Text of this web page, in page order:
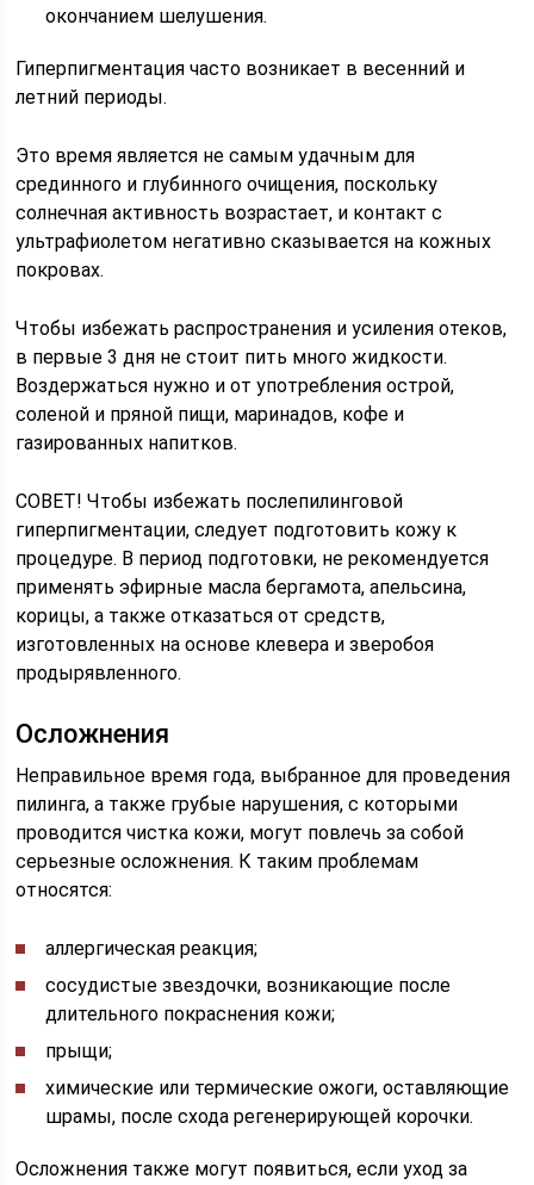
окончанием шелушения.
Гиперпигментация часто возникает в весенний и
летний периоды.
Это время является не самым удачным для
срединного и глубинного очищения, поскольку
солнечная активность возрастает, и контакт с
ультрафиолетом негативно сказывается на кожных
покровах.
Чтобы избежать распространения и усиления отеков,
в первые 3 дня не стоит пить много жидкости.
Воздержаться нужно и от употребления острой,
соленой и пряной пищи, маринадов, кофе и
газированных напитков.
СОВЕТ! Чтобы избежать послепилинговой
гиперпигментации, следует подготовить кожу к
процедуре. В период подготовки, не рекомендуется
применять эфирные масла бергамота, апельсина,
корицы, а также отказаться от средств,
изготовленных на основе клевера и зверобоя
продырявленного.
Осложнения
Неправильное время года, выбранное для проведения
пилинга, а также грубые нарушения, с которыми
проводится чистка кожи, могут повлечь за собой
серьезные осложнения. К таким проблемам
относятся:
аллергическая реакция;
сосудистые звездочки, возникающие после
длительного покраснения кожи;
прыщи;
химические или термические ожоги, оставляющие
шрамы, после схода регенерирующей корочки.
Осложнения также могут появиться, если уход за